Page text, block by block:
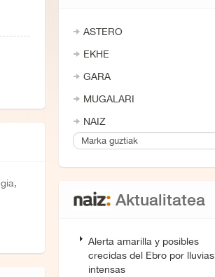
ASTERO
EKHE
GARA
MUGALARI
NAIZ
Aktualitatea
Alerta amarilla y posibles
crecidas del Ebro por lluvias
intensas